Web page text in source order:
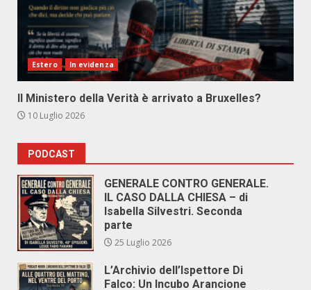
Estero In evidenza
Il Ministero della Verità è arrivato a Bruxelles?
10 Luglio 2026
PODCAST
GENERALE CONTRO GENERALE.
IL CASO DALLA CHIESA – di
Isabella Silvestri. Seconda
parte
25 Luglio 2026
L’Archivio dell’Ispettore Di
Falco: Un Incubo Arancione